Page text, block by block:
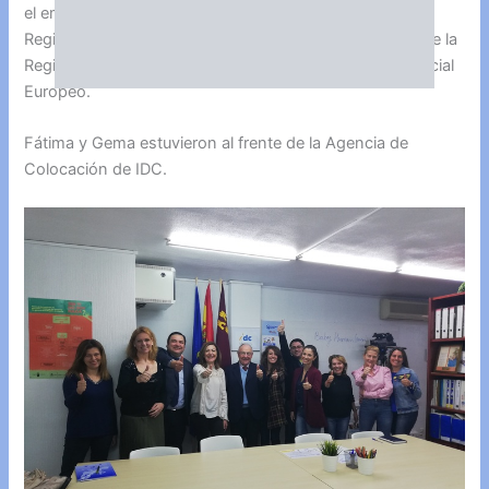
el empleo jóven en entidades sin ánimo de lucro de la
Región que co-financió con la Comunidad Autónoma de la
Región de Murcia y la Unión Europea con el Fondo Social
Europeo.
Fátima y Gema estuvieron al frente de la Agencia de
Colocación de IDC.